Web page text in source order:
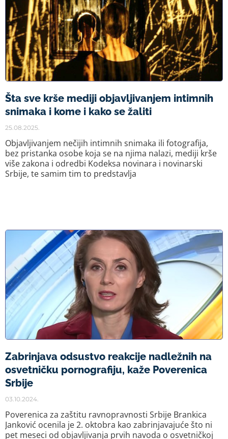
Šta sve krše mediji objavljivanjem intimnih
snimaka i kome i kako se žaliti
25.08.2025.
Objavljivanjem nečijih intimnih snimaka ili fotografija,
bez pristanka osobe koja se na njima nalazi, mediji krše
više zakona i odredbi Kodeksa novinara i novinarski
Srbije, te samim tim to predstavlja
Zabrinjava odsustvo reakcije nadležnih na
osvetničku pornografiju, kaže Poverenica
Srbije
03.10.2024.
Poverenica za zaštitu ravnopravnosti Srbije Brankica
Janković ocenila je 2. oktobra kao zabrinjavajuće što ni
pet meseci od objavljivanja prvih navoda o osvetničkoj